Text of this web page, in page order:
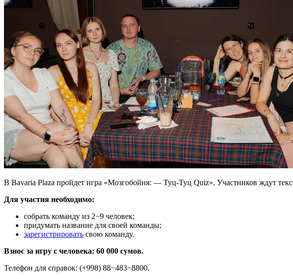
В Bavaria Plaza пройдет игра «Мозгобойня: — Туц-Туц Quiz». Участников ждут
Для участия необходимо:
собрать команду из 2−9 человек;
придумать название для своей команды;
зарегистрировать свою команду.
Взнос за игру с человека: 60 000 сумов.
Телефон для справок: (+998) 88−483−8800.